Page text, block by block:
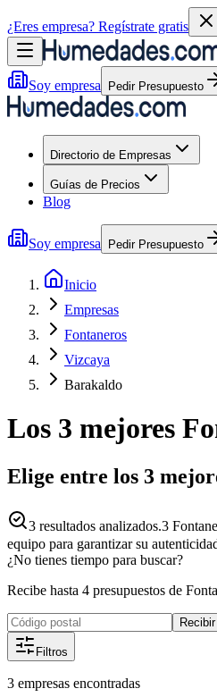
¿Eres empresa? Regístrate gratis
Soy empresa Pedir Presupuesto
Directorio de Empresas
Guías de Precios
Blog
Soy empresa Pedir Presupuesto
Inicio
Empresas
Fontaneros
Vizcaya
Barakaldo
Los 3 mejores
Elige entre los 3
3 resultados analizados.3
equipo para garantizar su
¿No tienes tiempo para buscar?
Recibe hasta 4 presupuestos de
Filtros
3 empresas encontradas